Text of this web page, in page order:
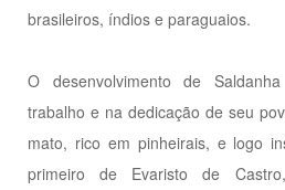
brasileiros, índios e paraguaios.
O desenvolvimento de
trabalho e na dedicação de seu
mato, rico em pinheirais, e logo
primeiro de Evaristo de